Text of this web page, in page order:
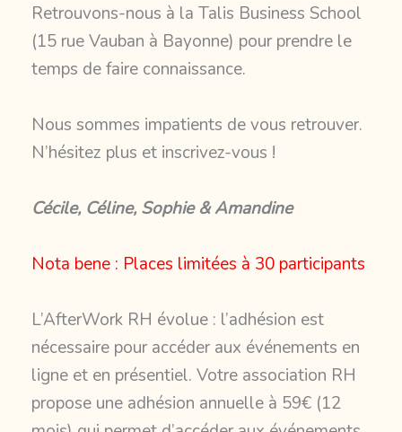
Retrouvons-nous à la Talis Business School
(15 rue Vauban à Bayonne) pour prendre le
temps de faire connaissance.
Nous sommes impatients de vous retrouver.
N’hésitez plus et inscrivez-vous !
Cécile, Céline, Sophie & Amandine
Nota bene : Places limitées à 30 participants
L’AfterWork RH évolue : l’adhésion est
nécessaire pour accéder aux événements en
ligne et en présentiel. Votre association RH
propose une adhésion annuelle à 59€ (12